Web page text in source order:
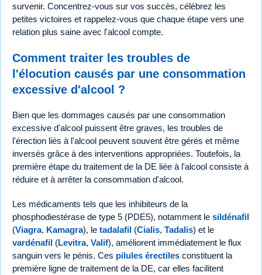
survenir. Concentrez-vous sur vos succès, célébrez les
petites victoires et rappelez-vous que chaque étape vers une
relation plus saine avec l'alcool compte.
Comment traiter les troubles de
l'élocution causés par une consommation
excessive d'alcool ?
Bien que les dommages causés par une consommation
excessive d'alcool puissent être graves, les troubles de
l'érection liés à l'alcool peuvent souvent être gérés et même
inversés grâce à des interventions appropriées. Toutefois, la
première étape du traitement de la DE liée à l'alcool consiste à
réduire et à arrêter la consommation d'alcool.
Les médicaments tels que les inhibiteurs de la
phosphodiestérase de type 5 (PDE5), notamment le sildénafil
(Viagra, Kamagra), le tadalafil (Cialis, Tadalis) et le
vardénafil (Levitra, Valif), améliorent immédiatement le flux
sanguin vers le pénis. Ces pilules érectiles constituent la
première ligne de traitement de la DE, car elles facilitent